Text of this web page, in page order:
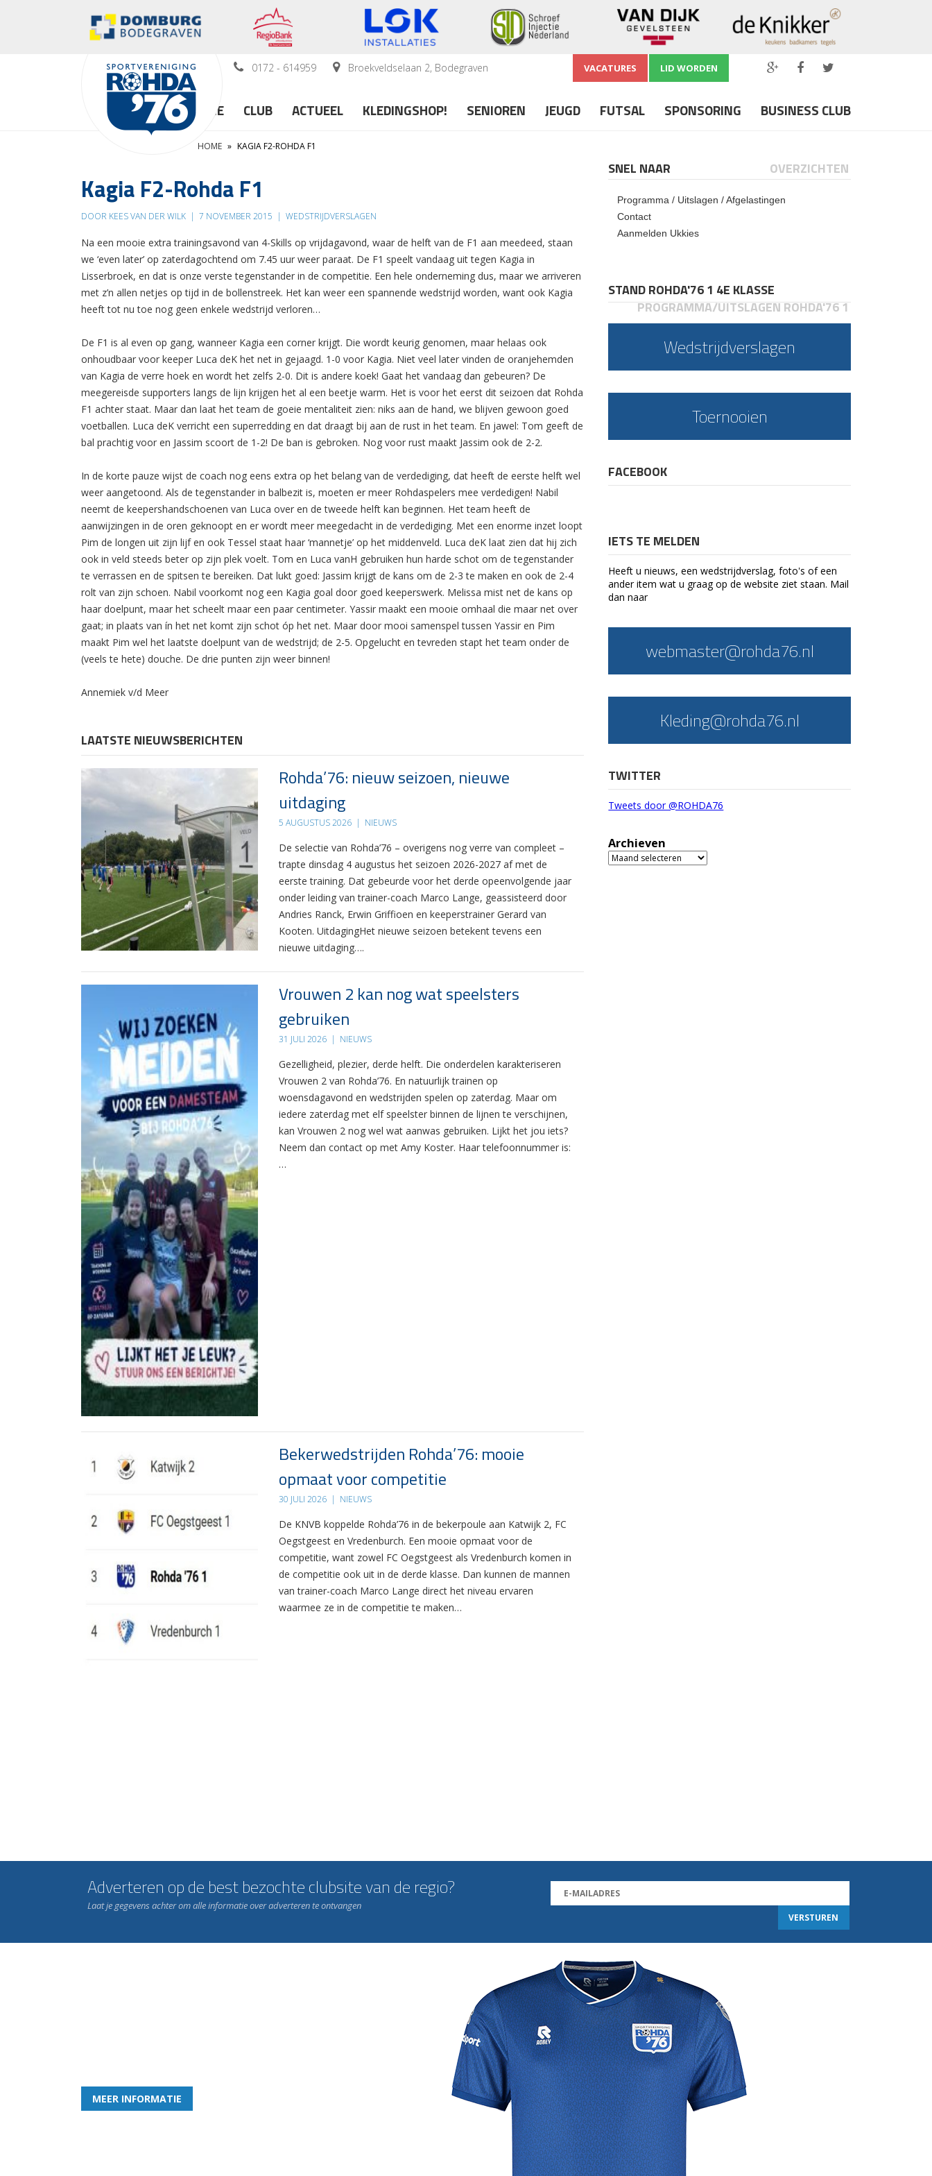
0172 - 614959 Broekveldselaan 2, Bodegraven VACATURES LID WORDEN
HOME CLUB ACTUEEL KLEDINGSHOP! SENIOREN JEUGD FUTSAL SPONSORING BUSINESS CLUB
HOME » KAGIA F2-ROHDA F1
Kagia F2-Rohda F1
DOOR KEES VAN DER WILK | 7 NOVEMBER 2015 | WEDSTRIJDVERSLAGEN
Na een mooie extra trainingsavond van 4-Skills op vrijdagavond, waar de helft van de F1 aan meedeed, staan
we ‘even later’ op zaterdagochtend om 7.45 uur weer paraat. De F1 speelt vandaag uit tegen Kagia in
Lisserbroek, en dat is onze verste tegenstander in de competitie. Een hele onderneming dus, maar we arriveren
met z’n allen netjes op tijd in de bollenstreek. Het kan weer een spannende wedstrijd worden, want ook Kagia
heeft tot nu toe nog geen enkele wedstrijd verloren…
De F1 is al even op gang, wanneer Kagia een corner krijgt. Die wordt keurig genomen, maar helaas ook
onhoudbaar voor keeper Luca deK het net in gejaagd. 1-0 voor Kagia. Niet veel later vinden de oranjehemden
van Kagia de verre hoek en wordt het zelfs 2-0. Dit is andere koek! Gaat het vandaag dan gebeuren? De
meegereisde supporters langs de lijn krijgen het al een beetje warm. Het is voor het eerst dit seizoen dat Rohda
F1 achter staat. Maar dan laat het team de goeie mentaliteit zien: niks aan de hand, we blijven gewoon goed
voetballen. Luca deK verricht een superredding en dat draagt bij aan de rust in het team. En jawel: Tom geeft de
bal prachtig voor en Jassim scoort de 1-2! De ban is gebroken. Nog voor rust maakt Jassim ook de 2-2.
In de korte pauze wijst de coach nog eens extra op het belang van de verdediging, dat heeft de eerste helft wel
weer aangetoond. Als de tegenstander in balbezit is, moeten er meer Rohdaspelers mee verdedigen! Nabil
neemt de keepershandschoenen van Luca over en de tweede helft kan beginnen. Het team heeft de
aanwijzingen in de oren geknoopt en er wordt meer meegedacht in de verdediging. Met een enorme inzet loopt
Pim de longen uit zijn lijf en ook Tessel staat haar ‘mannetje’ op het middenveld. Luca deK laat zien dat hij zich
ook in veld steeds beter op zijn plek voelt. Tom en Luca vanH gebruiken hun harde schot om de tegenstander
te verrassen en de spitsen te bereiken. Dat lukt goed: Jassim krijgt de kans om de 2-3 te maken en ook de 2-4
rolt van zijn schoen. Nabil voorkomt nog een Kagia goal door goed keeperswerk. Melissa mist net de kans op
haar doelpunt, maar het scheelt maar een paar centimeter. Yassir maakt een mooie omhaal die maar net over
gaat; in plaats van ín het net komt zijn schot óp het net. Maar door mooi samenspel tussen Yassir en Pim
maakt Pim wel het laatste doelpunt van de wedstrijd; de 2-5. Opgelucht en tevreden stapt het team onder de
(veels te hete) douche. De drie punten zijn weer binnen!
Annemiek v/d Meer
LAATSTE NIEUWSBERICHTEN
Rohda’76: nieuw seizoen, nieuwe
uitdaging
5 AUGUSTUS 2026 | NIEUWS
De selectie van Rohda’76 – overigens nog verre van compleet –
trapte dinsdag 4 augustus het seizoen 2026-2027 af met de
eerste training. Dat gebeurde voor het derde opeenvolgende jaar
onder leiding van trainer-coach Marco Lange, geassisteerd door
Andries Ranck, Erwin Griffioen en keeperstrainer Gerard van
Kooten. UitdagingHet nieuwe seizoen betekent tevens een
nieuwe uitdaging….
Vrouwen 2 kan nog wat speelsters
gebruiken
31 JULI 2026 | NIEUWS
Gezelligheid, plezier, derde helft. Die onderdelen karakteriseren
Vrouwen 2 van Rohda’76. En natuurlijk trainen op
woensdagavond en wedstrijden spelen op zaterdag. Maar om
iedere zaterdag met elf speelster binnen de lijnen te verschijnen,
kan Vrouwen 2 nog wel wat aanwas gebruiken. Lijkt het jou iets?
Neem dan contact op met Amy Koster. Haar telefoonnummer is:
…
Bekerwedstrijden Rohda’76: mooie
opmaat voor competitie
30 JULI 2026 | NIEUWS
De KNVB koppelde Rohda’76 in de bekerpoule aan Katwijk 2, FC
Oegstgeest en Vredenburch. Een mooie opmaat voor de
competitie, want zowel FC Oegstgeest als Vredenburch komen in
de competitie ook uit in de derde klasse. Dan kunnen de mannen
van trainer-coach Marco Lange direct het niveau ervaren
waarmee ze in de competitie te maken…
SNEL NAAR OVERZICHTEN
Programma / Uitslagen / Afgelastingen
Contact
Aanmelden Ukkies
STAND ROHDA'76 1 4E KLASSE
PROGRAMMA/UITSLAGEN ROHDA'76 1
Wedstrijdverslagen
Toernooien
FACEBOOK
IETS TE MELDEN
Heeft u nieuws, een wedstrijdverslag, foto's of een
ander item wat u graag op de website ziet staan. Mail
dan naar
webmaster@rohda76.nl
Kleding@rohda76.nl
TWITTER
Tweets door @ROHDA76
Archieven
Archieven
Adverteren op de best bezochte clubsite van de regio?
Laat je gegevens achter om alle informatie over adverteren te ontvangen
MEER INFORMATIE